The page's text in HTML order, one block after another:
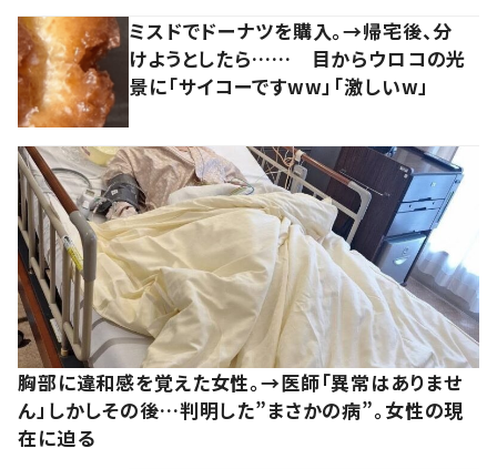
ミスドでドーナツを購入。→帰宅後、分
けようとしたら…… 目からウロコの光
景に「サイコーですww」「激しいw」
胸部に違和感を覚えた女性。→医師「異常はありませ
ん」しかしその後…判明した”まさかの病”。女性の現
在に迫る